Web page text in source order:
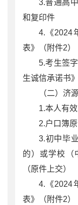
3.普通高
和复印件
4.《2024
表》（附件2）
5.考生签
生诚信承诺书
（二）济
1.本人有
2.户口簿
3.初中毕
的）或学校（
（原件上交）
4.《2024
表》（附件2）